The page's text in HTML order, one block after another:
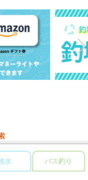
水 バス釣り